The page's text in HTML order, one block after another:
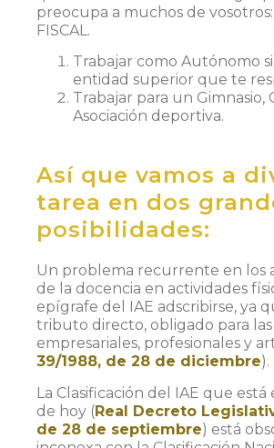
preocupa a muchos de
FISCAL.
Trabajar como Autónomo
entidad superior que te
Trabajar para un Gimnasio,
Asociación deportiva.
Así que vamos a
tarea en dos
posibilidades:
Un problema recurrente en los
de la docencia en actividades
epígrafe del IAE adscribirse, ya
tributo directo, obligado para
empresariales, profesionales y
39/1988, de 28 de diciembre).
La Clasificación del IAE que está
de hoy (Real Decreto
de 28 de septiembre) está